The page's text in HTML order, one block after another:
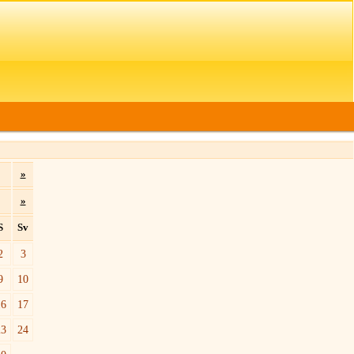
»
»
Sv
3
10
17
24